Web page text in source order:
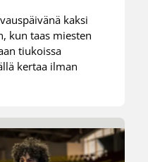
kaksi
kun taas miesten
tiukoissa
kertaa ilman